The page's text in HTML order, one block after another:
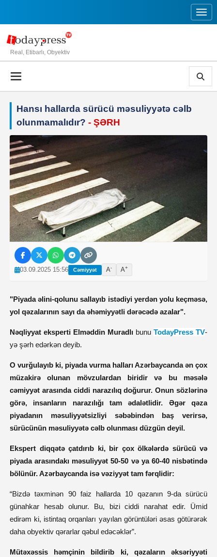
Real, Etibarlı, Obyektiv
Hansı hallarda sürücü məsuliyyətə cəlb
olunmamalıdır? - ŞƏRH
03.09.2025 15:56 Cəmiyyət A- A+
"Piyada əlini-qolunu sallayıb istədiyi yerdən yolu keçməsə,
yol qəzalarının sayı da əhəmiyyətli dərəcədə azalar".
Nəqliyyat eksperti Elməddin Muradlı bunu TodayPress TV-
yə şərh edərkən deyib.
O vurğulayıb ki, piyada vurma halları Azərbaycanda ən çox
müzakirə olunan mövzulardan biridir və bu məsələ
cəmiyyət arasında ciddi narazılıq doğurur. Onun sözlərinə
görə, insanların narazılığı tam ədalətlidir. Əgər qəza
piyadanın məsuliyyətsizliyi səbəbindən baş verirsə,
sürücünün məsuliyyətə cəlb olunması düzgün deyil.
Ekspert diqqətə çatdırıb ki, bir çox ölkələrdə sürücü və
piyada arasındakı məsuliyyət 50-50 və ya 60-40 nisbətində
bölünür. Azərbaycanda isə vəziyyət tam fərqlidir:
“Bizdə təxminən 90 faiz hallarda 10 qəzanın 9-da sürücü
günahkar hesab olunur. Bu, bizi ciddi narahat edir. Ümid
edirəm ki, istintaq orqanları yayılan görüntüləri əsas götürərək
daha obyektiv qərarlar qəbul edəcəklər”.
Mütəxəssis həmçinin bildirib ki, qəzaların əksəriyyəti